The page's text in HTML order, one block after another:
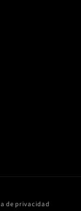
de privacidad